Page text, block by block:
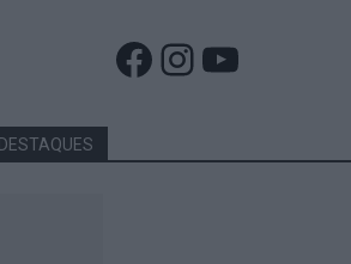
Facebook
Instagram
YouTube